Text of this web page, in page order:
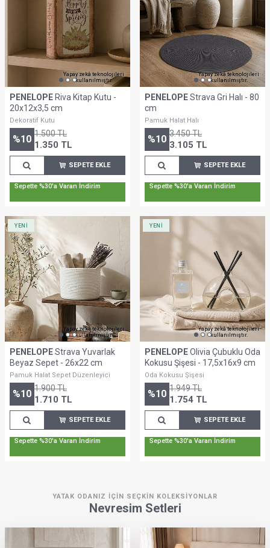
Yapay zekâ teknolojileri
kullanılmıştır.
PENELOPE Riva Kitap Kutu -
20x12x3,5 cm
Dekoratif Kutu
%10 1.500TL
1.350 TL
SEPETE EKLE
Sepette %30'a Varan İndirim
Yapay zekâ teknolojileri
kullanılmıştır.
PENELOPEStrava Gri Halı - 80
cm
Pamuk Halat Halı
%10 3.450TL
3.105 TL
SEPETE EKLE
Sepette %30'a Varan İndirim
Yapay zekâ teknolojileri
kullanılmıştır.
YENİ
PENELOPEStrava Yuvarlak
Beyaz Sepet - 26x22 cm
Pamuk Halat Sepet Düzenleyici
%10 1.900TL
1.710 TL
SEPETE EKLE
Sepette %30'a Varan İndirim
Yapay zekâ teknolojileri
kullanılmıştır.
YENİ
PENELOPEOlivia Çubuklu Oda
Kokusu Şişesi - 17,5x16x9 cm
Oda Kokusu Şişesi
%10 1.949TL
1.754 TL
SEPETE EKLE
Sepette %30'a Varan İndirim
YATAK ODANIZ İÇIN SEÇKIN KOLEKSIYONLAR
Nevresim Setleri